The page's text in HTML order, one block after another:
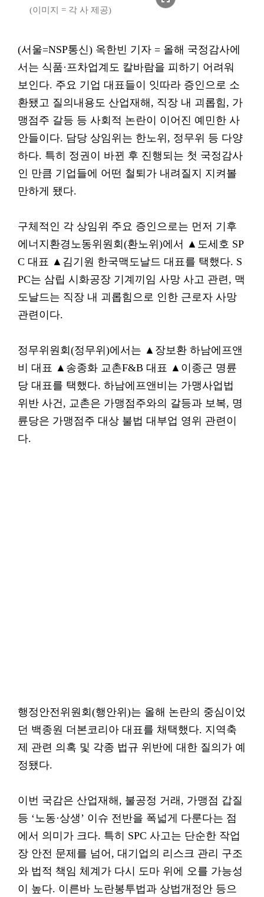
(이미지 = 각 사 제공)
(서울=NSP통신) 옥한빈 기자 = 올해 국정감사에
서는 식품·프차업계도 칼바람을 피하기 어려워
보인다. 주요 기업 대표들이 잇따라 증인으로 소
환됐고 질의내용도 산업재해, 직장 내 괴롭힘, 가
맹점주 갈등 등 사회적 논란이 이어진 예민한 사
안들이다. 담당 상임위는 한노위, 정무위 등 다양
하다. 특히 정권이 바뀐 후 진행되는 첫 국정감사
인 만큼 기업들에 어떤 철퇴가 내려질지 지켜볼
만하게 됐다.
구체적인 각 상임위 주요 증인으로는 먼저 기후
에너지환경노동위원회(환노위)에서 ▲도세호 SP
C 대표 ▲김기원 한국맥도날드 대표를 택했다. S
PC는 삼립 시화공장 기계끼임 사망 사고 관련, 맥
도날드는 직장 내 괴롭힘으로 인한 근로자 사망
관련이다.
정무위원회(정무위)에서는 ▲장보환 하남에프앤
비 대표 ▲송종화 교촌F&B 대표 ▲이종근 명륜
당 대표를 택했다. 하남에프앤비는 가맹사업법
위반 사건, 교촌은 가맹점주와의 갈등과 보복, 명
륜당은 가맹점주 대상 불법 대부업 영위 관련이
다.
행정안전위원회(행안위)는 올해 논란의 중심이었
던 백종원 더본코리아 대표를 채택했다. 지역축
제 관련 의혹 및 각종 법규 위반에 대한 질의가 예
정됐다.
이번 국감은 산업재해, 불공정 거래, 가맹점 갑질
등 ‘노동·상생’ 이슈 전반을 폭넓게 다룬다는 점
에서 의미가 크다. 특히 SPC 사고는 단순한 작업
장 안전 문제를 넘어, 대기업의 리스크 관리 구조
와 법적 책임 체계가 다시 도마 위에 오를 가능성
이 높다. 이른바 노란봉투법과 상법개정안 등으